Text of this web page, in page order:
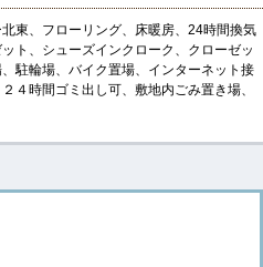
東、フローリング、床暖房、24時間換気
ト、シューズインクローク、クローゼッ
、駐輪場、バイク置場、インターネット接
４時間ゴミ出し可、敷地内ごみ置き場、